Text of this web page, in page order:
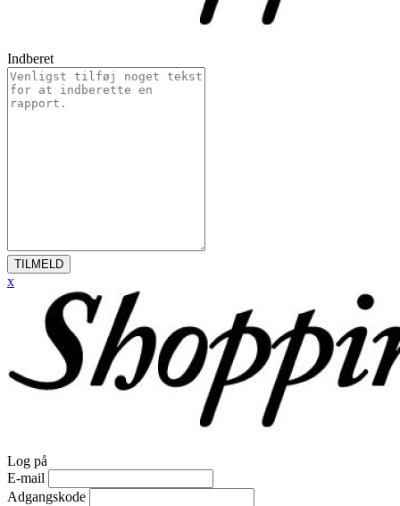
Indberet
TILMELD
x
Log på
E-mail
Adgangskode